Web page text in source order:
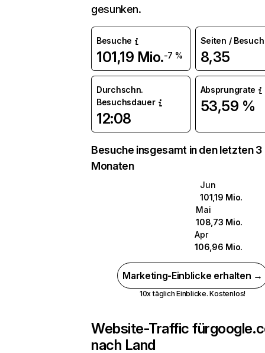
gesunken.
Besuche
101,19 Mio.-7 %
Seiten / Besuch
8,35
Durchschn.
Besuchsdauer
12:08
Absprungrate
53,59 %
Besuche insgesamt in den letzten 3
Monaten
Jun
101,19 Mio.
Mai
108,73 Mio.
Apr
106,96 Mio.
Marketing-Einblicke erhalten →
10x täglich Einblicke. Kostenlos!
Website-Traffic für
nach Land